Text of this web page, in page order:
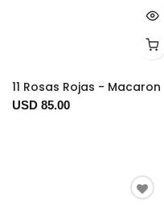
11 Rosas Rojas - Macaron
USD 85.00